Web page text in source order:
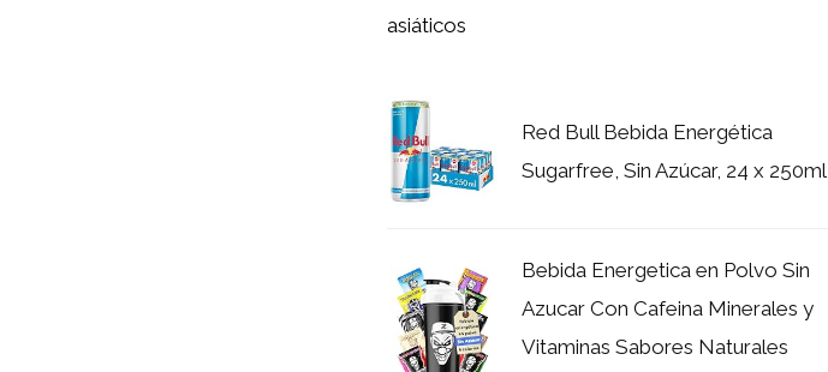
asiáticos
Red Bull Bebida Energética
Sugarfree, Sin Azúcar, 24 x 250ml
Bebida Energetica en Polvo Sin
Azucar Con Cafeina Minerales y
Vitaminas Sabores Naturales